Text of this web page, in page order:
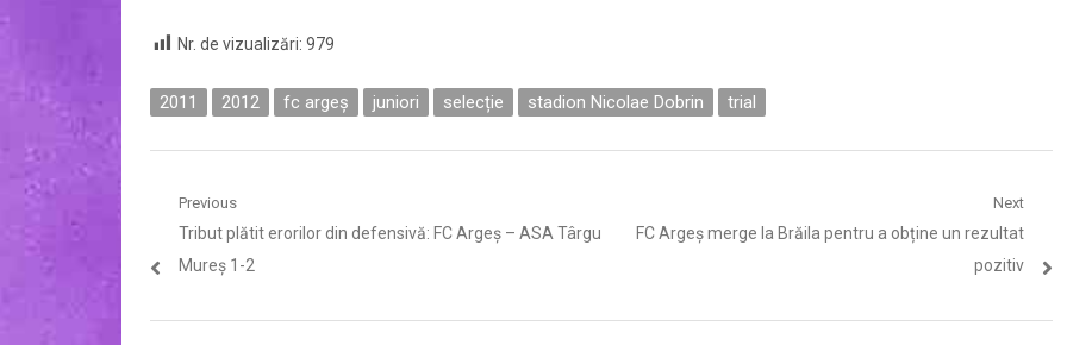
Nr. de vizualizări: 979
2011 2012 fc argeș juniori selecție stadion Nicolae Dobrin trial
Navigare
Previous
Previous
post:
Tribut plătit erorilor din defensivă: FC Argeș – ASA Târgu
Mureș 1-2
Next
Next
FC Argeș merge la Brăila pentru a obține un rezultat
pozitiv